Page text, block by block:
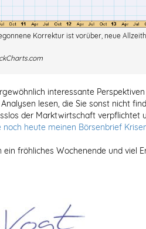
Korrektur ist vorüber, neue
interessante
lesen, die Sie sonst nicht
der Marktwirtschaft verpflichtet
noch heute meinen Börsenbrief
ein fröhliches Wochenende und viel